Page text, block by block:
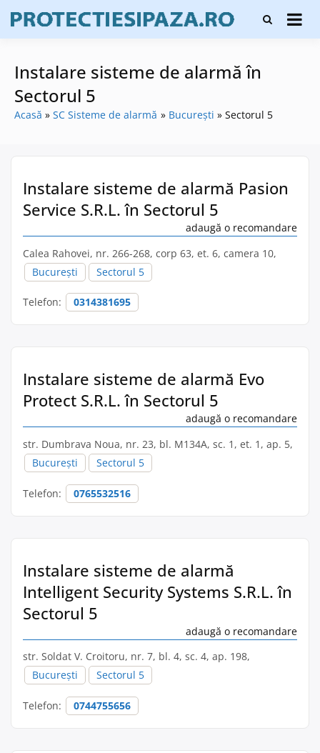
content
Firme de
protecție și
sisteme de
alarmare și
Instalare sisteme de alarmă în
Sectorul 5
Acasă SC Sisteme de alarmă București Sectorul 5
Instalare sisteme de alarmă Pasion
Service S.R.L. în Sectorul 5
adaugă o recomandare
Calea Rahovei, nr. 266-268, corp 63, et. 6, camera 10,
București
Sectorul 5
Telefon: 0314381695
Instalare sisteme de alarmă Evo
Protect S.R.L. în Sectorul 5
adaugă o recomandare
str. Dumbrava Noua, nr. 23, bl. M134A, sc. 1, et. 1, ap. 5,
București
Sectorul 5
Telefon: 0765532516
Instalare sisteme de alarmă
Intelligent Security Systems S.R.L. în
Sectorul 5
adaugă o recomandare
str. Soldat V. Croitoru, nr. 7, bl. 4, sc. 4, ap. 198,
București
Sectorul 5
Telefon: 0744755656